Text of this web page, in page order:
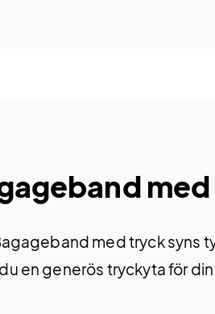
med tryck syns
du en generös tryckyta för